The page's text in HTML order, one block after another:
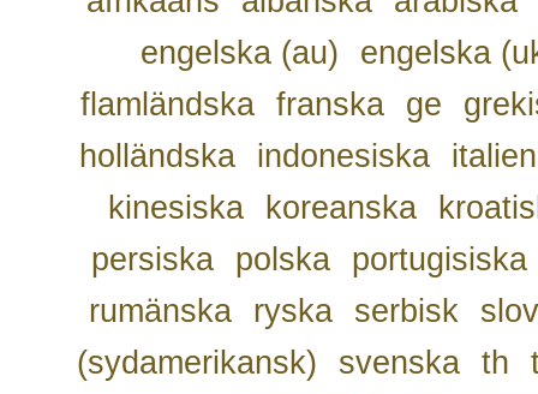
engelska (au)
engelska
flamländska franska ge
holländska
indonesiska
kinesiska
koreanska
persiska
polska
portugisiska
rumänska
ryska serbisk
(sydamerikansk)
svenska th